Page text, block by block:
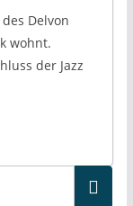
Delvon
wohnt.
der Jazz